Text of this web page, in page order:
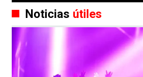
Noticias útiles